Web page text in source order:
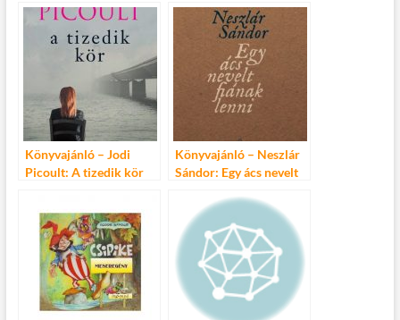
Könyvajánló – Jodi
Picoult: A tizedik kör
Könyvajánló – Neszlár
Sándor: Egy ács nevelt